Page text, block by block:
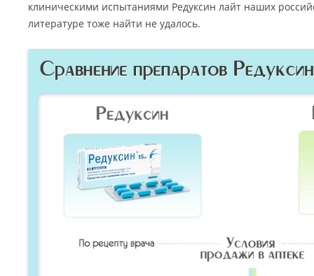
клиническими испытаниями Редуксин лайт наших
литературе тоже найти не удалось.